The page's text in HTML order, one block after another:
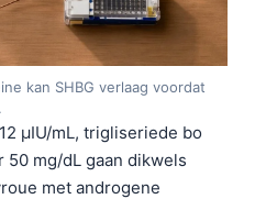
kan SHBG verlaag voordat
µIU/mL, trigliseriede bo
50 mg/dL gaan dikwels
met androgene